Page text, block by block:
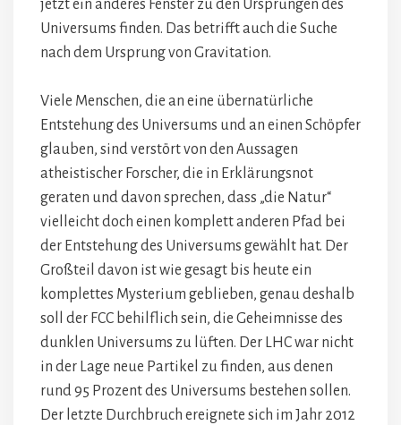
jetzt ein anderes Fenster zu den Ursprüngen des
Universums finden. Das betrifft auch die Suche
nach dem Ursprung von Gravitation.
Viele Menschen, die an eine übernatürliche
Entstehung des Universums und an einen Schöpfer
glauben, sind verstört von den Aussagen
atheistischer Forscher, die in Erklärungsnot
geraten und davon sprechen, dass „die Natur“
vielleicht doch einen komplett anderen Pfad bei
der Entstehung des Universums gewählt hat. Der
Großteil davon ist wie gesagt bis heute ein
komplettes Mysterium geblieben, genau deshalb
soll der FCC behilflich sein, die Geheimnisse des
dunklen Universums zu lüften. Der LHC war nicht
in der Lage neue Partikel zu finden, aus denen
rund 95 Prozent des Universums bestehen sollen.
Der letzte Durchbruch ereignete sich im Jahr 2012